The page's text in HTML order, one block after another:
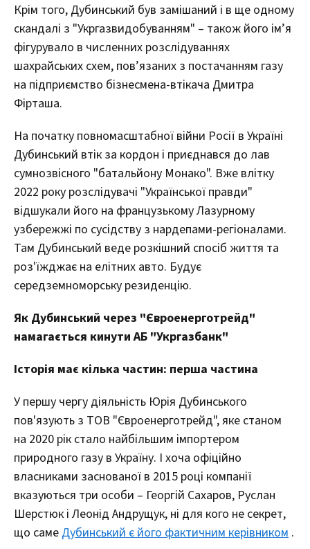
Крім того, Дубинський був замішаний і в ще одному
скандалі з "Укргазвидобуванням" – також його ім’я
фігурувало в численних розслідуваннях
шахрайських схем, пов’язаних з постачанням газу
на підприємство бізнесмена-втікача Дмитра
Фірташа.
На початку повномасштабної війни Росії в Україні
Дубинський втік за кордон і приєднався до лав
сумнозвісного "батальйону Монако". Вже влітку
2022 року розслідувачі "Української правди"
відшукали його на французькому Лазурному
узбережжі по сусідству з нардепами-регіоналами.
Там Дубинський веде розкішний спосіб життя та
роз'їжджає на елітних авто. Будує
середземноморську резиденцію.
Як Дубинський через "Євроенерготрейд"
намагається кинути АБ "Укргазбанк"
Історія має кілька частин: перша частина
У першу чергу діяльність Юрія Дубинського
пов'язують з ТОВ "Євроенерготрейд", яке станом
на 2020 рік стало найбільшим імпортером
природного газу в Україну. І хоча офіційно
власниками заснованої в 2015 році компанії
вказуються три особи – Георгій Сахаров, Руслан
Шерстюк і Леонід Андрущук, ні для кого не секрет,
що саме Дубинський є його фактичним керівником .